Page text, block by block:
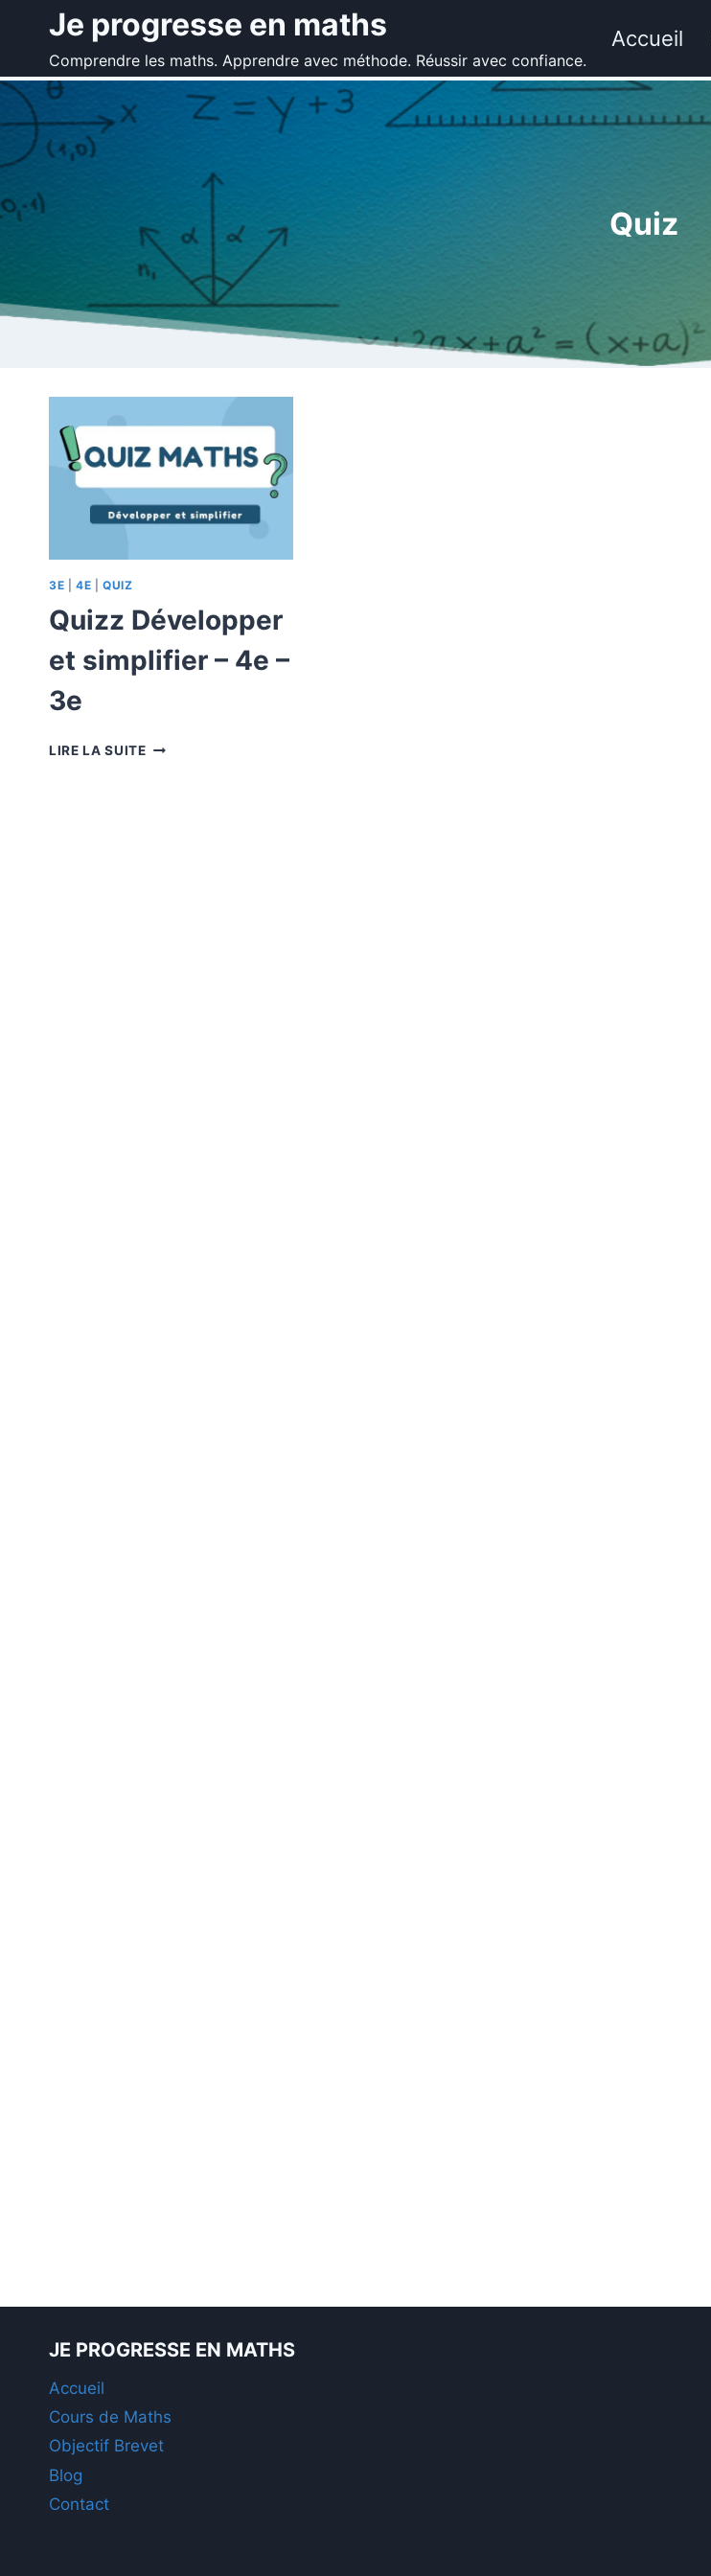
contenu
Je progresse en maths
Comprendre les maths. Apprendre avec méthode. Réussir avec confiance.
Accueil
Quiz
3E 4E QUIZ
Quizz Développer
et simplifier – 4e –
3e
LIRE LA SUITEQUIZZ
JE PROGRESSE EN MATHS
Accueil
Cours de Maths
Objectif Brevet
Blog
Contact